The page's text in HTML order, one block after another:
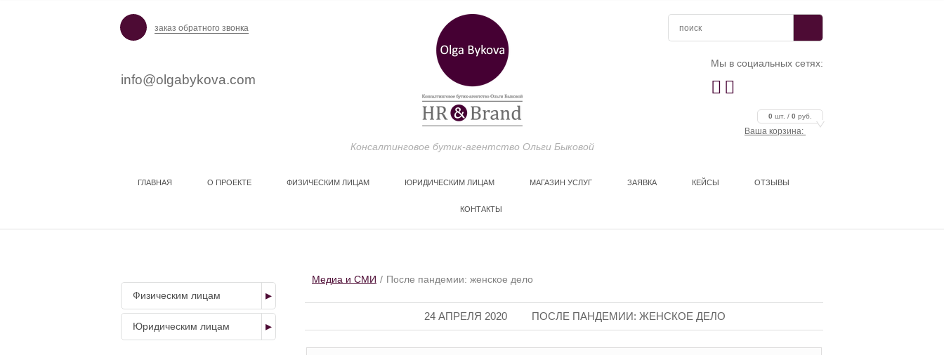
заказ обратного звонка
info@olgabykova.com
Мы в социальных сетях:
 
Ваша корзина:
0 шт. / 0 руб.
Консалтинговое бутик-агентство Ольги Быковой
ГЛАВНАЯ О ПРОЕКТЕ ФИЗИЧЕСКИМ ЛИЦАМ ЮРИДИЧЕСКИМ ЛИЦАМ МАГАЗИН УСЛУГ ЗАЯВКА КЕЙСЫ ОТЗЫВЫ
КОНТАКТЫ
Физическим лицам
Юридическим лицам
Медиа и СМИ После пандемии: женское дело
24 АПРЕЛЯ 2020 ПОСЛЕ ПАНДЕМИИ: ЖЕНСКОЕ ДЕЛО